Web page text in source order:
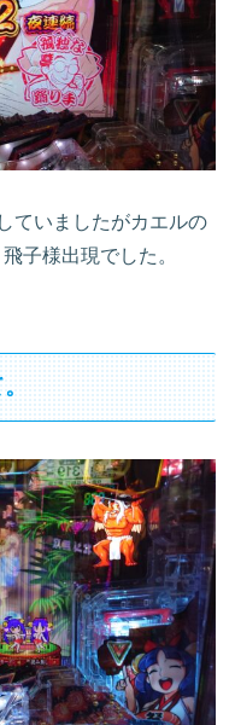
ていましたがカエルの
子様出現でした。